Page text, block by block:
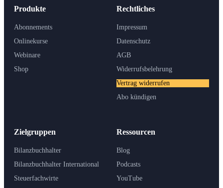
Produkte
Abonnements
Onlinekurse
Webinare
Shop
Zielgruppen
Bilanzbuchhalter
Bilanzbuchhalter International
Steuerfachwirte
Ressourcen
Blog
Podcasts
YouTube
Rechtliches
Impressum
Datenschutz
AGB
Widerrufsbelehrung
Vertrag widerrufen
Abo kündigen